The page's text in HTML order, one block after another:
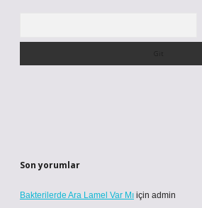
Son yorumlar
Bakterilerde Ara Lamel Var Mı için admin